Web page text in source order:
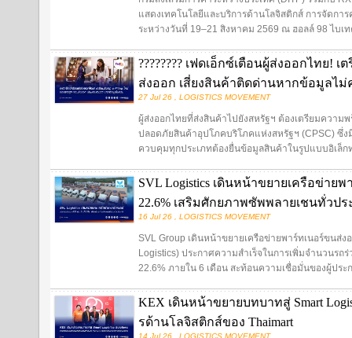
แสดงเทคโนโลยีและบริการด้านโลจิสติกส์ การจัดก
ระหว่างวันที่ 19–21 สิงหาคม 2569 ณ ฮอลล์ 98 ไบเ
???????? เฟดเอ็กซ์เตือนผู้ส่งออกไทย!
ส่งออก เสี่ยงสินค้าติดด่านหากข้อมูลไม่
27 Jul 26 , LOGISTICS MOVEMENT
ผู้ส่งออกไทยที่ส่งสินค้าไปยังสหรัฐฯ ต้องเตรียมควา
ปลอดภัยสินค้าอุปโภคบริโภคแห่งสหรัฐฯ (CPSC) ซึ่
ควบคุมทุกประเภทต้องยื่นข้อมูลสินค้าในรูปแบบอิเล็ก
SVL Logistics เดินหน้าขยายเครือข่าย
22.6% เสริมศักยภาพซัพพลายเชนทั่วปร
16 Jul 26 , LOGISTICS MOVEMENT
SVL Group เดินหน้าขยายเครือข่ายพาร์ทเนอร์ขนส่ง
Logistics) ประกาศความสำเร็จในการเพิ่มจำนวนร
22.6% ภายใน 6 เดือน สะท้อนความเชื่อมั่นของผู้ประ
KEX เดินหน้าขยายบทบาทสู่ Smart
รด้านโลจิสติกส์ของ Thaimart
14 Jul 26 , LOGISTICS MOVEMENT